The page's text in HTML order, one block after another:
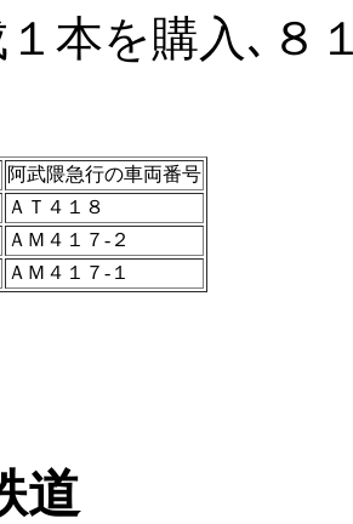
１本を購入､８
阿武隈急行の車両番号
ＡＴ４１８
ＡＭ４１７-２
ＡＭ４１７-１
道